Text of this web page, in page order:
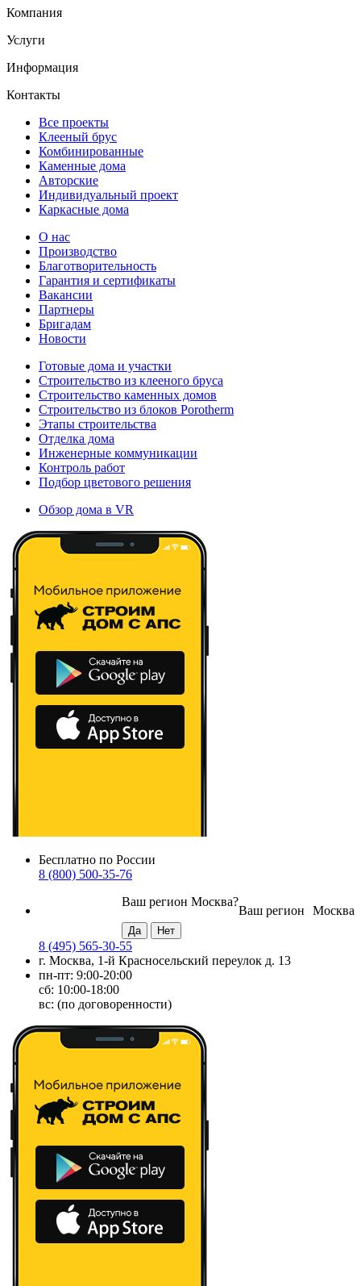
Компания
Услуги
Информация
Контакты
Все проекты
Клееный брус
Комбинированные
Каменные дома
Авторские
Индивидуальный проект
Каркасные дома
О нас
Производство
Благотворительность
Гарантия и сертификаты
Вакансии
Партнеры
Бригадам
Новости
Готовые дома и участки
Строительство из клееного бруса
Строительство каменных домов
Строительство из блоков Porotherm
Этапы строительства
Отделка дома
Инженерные коммуникации
Контроль работ
Подбор цветового решения
Обзор дома в VR
Бесплатно по России
8 (800) 500-35-76
Москва
Ваш регион
Ваш регион Москва?
8 (495) 565-30-55
г. Москва, 1-й Красносельский переулок д. 13
пн-пт: 9:00-20:00
сб: 10:00-18:00
вс: (по договоренности)